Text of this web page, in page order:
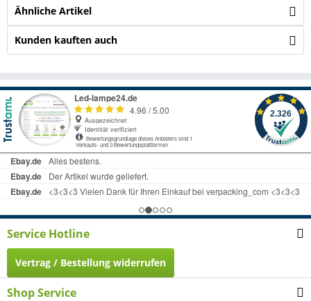
Ähnliche Artikel
Kunden kauften auch
Service Hotline
Vertrag / Bestellung widerrufen
Shop Service